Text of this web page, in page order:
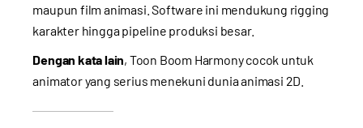
maupun film animasi. Software ini mendukung rigging
karakter hingga pipeline produksi besar.
Dengan kata lain, Toon Boom Harmony cocok untuk
animator yang serius menekuni dunia animasi 2D.